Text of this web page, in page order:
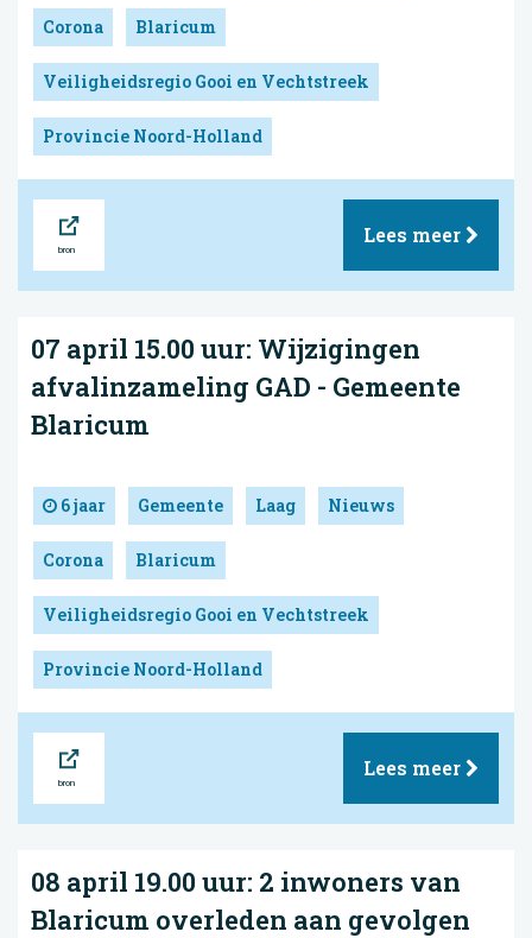
Corona Blaricum
Veiligheidsregio Gooi en Vechtstreek
Provincie Noord-Holland
Lees meer
07 april 15.00 uur: Wijzigingen
afvalinzameling GAD - Gemeente
Blaricum
6 jaar Gemeente Laag Nieuws
Corona Blaricum
Veiligheidsregio Gooi en Vechtstreek
Provincie Noord-Holland
Lees meer
08 april 19.00 uur: 2 inwoners van
Blaricum overleden aan gevolgen